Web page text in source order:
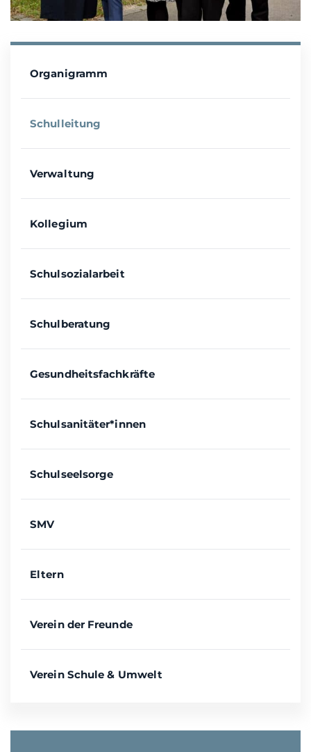
Organigramm
Schulleitung
Verwaltung
Kollegium
Schulsozialarbeit
Schulberatung
Gesundheitsfachkräfte
Schulsanitäter*innen
Schulseelsorge
SMV
Eltern
Verein der Freunde
Verein Schule & Umwelt